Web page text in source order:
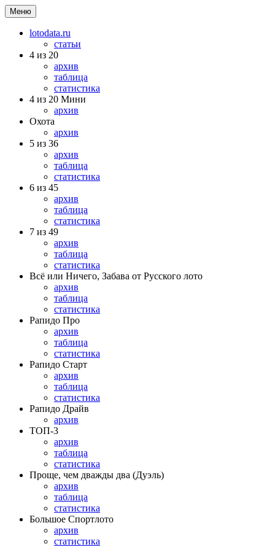
Меню
lotodata.ru
статьи
4 из 20
архив
таблица
статистика
4 из 20 Мини
архив
Охота
архив
5 из 36
архив
таблица
статистика
6 из 45
архив
таблица
статистика
7 из 49
архив
таблица
статистика
Всё или Ничего, Забава от Русского лото
архив
таблица
статистика
Рапидо Про
архив
таблица
статистика
Рапидо Старт
архив
таблица
статистика
Рапидо Драйв
архив
ТОП-3
архив
таблица
статистика
Проще, чем дважды два (Дуэль)
архив
таблица
статистика
Большое Спортлото
архив
статистика